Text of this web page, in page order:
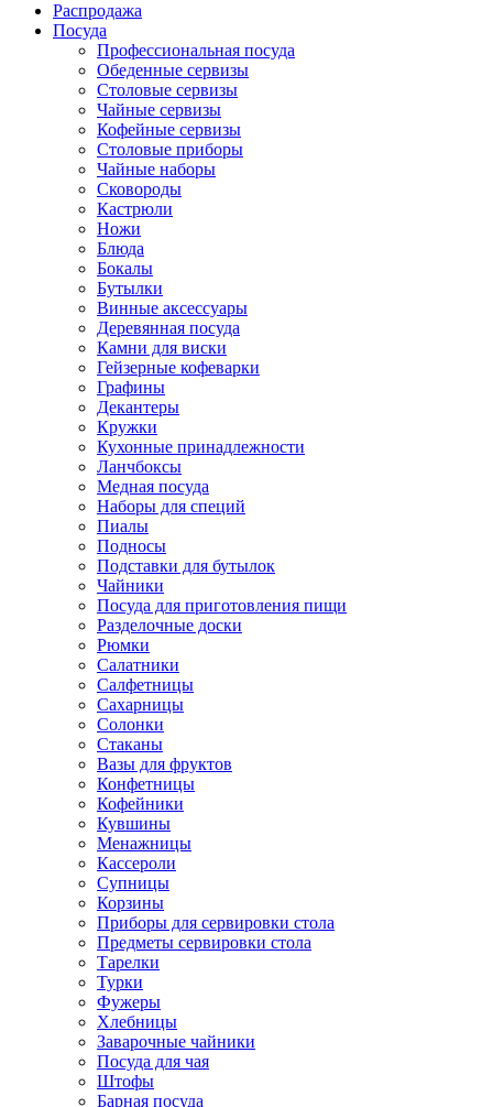
Распродажа
Посуда
Профессиональная посуда
Обеденные сервизы
Столовые сервизы
Чайные сервизы
Кофейные сервизы
Столовые приборы
Чайные наборы
Сковороды
Кастрюли
Ножи
Блюда
Бокалы
Бутылки
Винные аксессуары
Деревянная посуда
Камни для виски
Гейзерные кофеварки
Графины
Декантеры
Кружки
Кухонные принадлежности
Ланчбоксы
Медная посуда
Наборы для специй
Пиалы
Подносы
Подставки для бутылок
Чайники
Посуда для приготовления пищи
Разделочные доски
Рюмки
Салатники
Салфетницы
Сахарницы
Солонки
Стаканы
Вазы для фруктов
Конфетницы
Кофейники
Кувшины
Менажницы
Кассероли
Супницы
Корзины
Приборы для сервировки стола
Предметы сервировки стола
Тарелки
Турки
Фужеры
Хлебницы
Заварочные чайники
Посуда для чая
Штофы
Барная посуда